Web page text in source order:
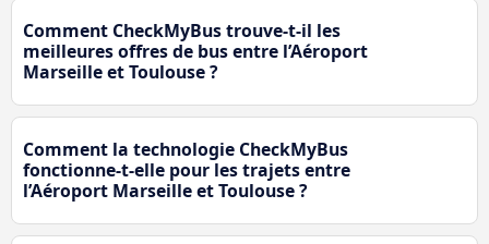
Comment CheckMyBus trouve-t-il les
meilleures offres de bus entre l’Aéroport
Marseille et Toulouse ?
Comment la technologie CheckMyBus
fonctionne-t-elle pour les trajets entre
l’Aéroport Marseille et Toulouse ?